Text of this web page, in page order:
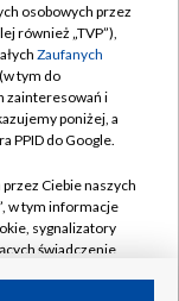
osobowych przez
również „TVP”),
Zaufanych
tym do
zainteresowań i
poniżej, a
PPID do Google.
Ciebie naszych
w tym informacje
sygnalizatory
świadczenie